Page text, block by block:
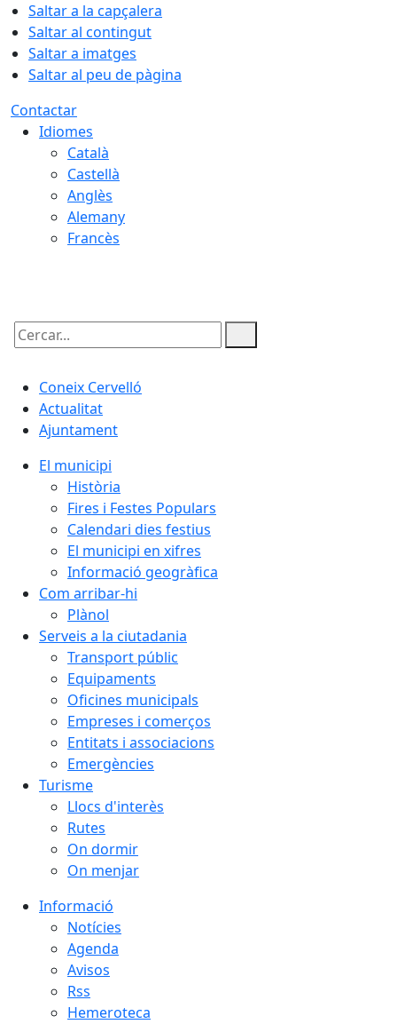
Saltar a la capçalera
Saltar al contingut
Saltar a imatges
Saltar al peu de pàgina
Contactar
Idiomes
Català
Castellà
Anglès
Alemany
Francès
Cercar:
Coneix Cervelló
Actualitat
Ajuntament
El municipi
Història
Fires i Festes Populars
Calendari dies festius
El municipi en xifres
Informació geogràfica
Com arribar-hi
Plànol
Serveis a la ciutadania
Transport públic
Equipaments
Oficines municipals
Empreses i comerços
Entitats i associacions
Emergències
Turisme
Llocs d'interès
Rutes
On dormir
On menjar
Informació
Notícies
Agenda
Avisos
Rss
Hemeroteca